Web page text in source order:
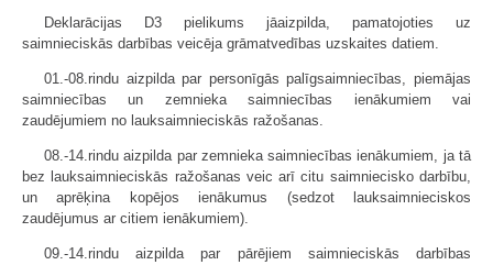
Deklarācijas D3 pielikums jāaizpilda, pamatojoties uz
saimnieciskās darbības veicēja grāmatvedības uzskaites datiem.
01.-08.rindu aizpilda par personīgās palīgsaimniecības, piemājas
saimniecības un zemnieka saimniecības ienākumiem vai
zaudējumiem no lauksaimnieciskās ražošanas.
08.-14.rindu aizpilda par zemnieka saimniecības ienākumiem, ja tā
bez lauksaimnieciskās ražošanas veic arī citu saimniecisko darbību,
un aprēķina kopējos ienākumus (sedzot lauksaimnieciskos
zaudējumus ar citiem ienākumiem).
09.-14.rindu aizpilda par pārējiem saimnieciskās darbības